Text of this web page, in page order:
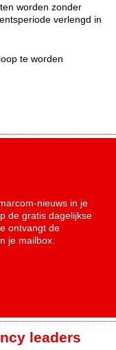
worden zonder
verlengd in
te worden
nieuws in je
de gratis dagelijkse
ontvangt de
je mailbox.
leaders